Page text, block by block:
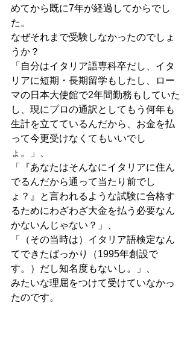
めてから既に7年が経過してからでし
た。
なぜそれまで受験しなかったのでしょ
うか？
「自分はイタリア語専科卒だし、イタ
リアに短期・長期留学もしたし、ロー
マの日本大使館で2年間勤務もしていた
し、現にプロの通訳としてもう何年も
生計を立てているんだから、お金を払
って今更受けなくてもいいでし
ょ。」、
「『あなたはそんなにイタリアに住ん
でるんだから通って当たり前でし
ょ？』と言われるような試験に合格す
るためにわざわざ大金を払う必要なん
かないんじゃない？」、
「（その当時は）イタリア語検定なん
てできたばっかり（1995年創設で
す。）だし知名度もないし。」、
みたいな理屈をつけて受けていなかっ
たのです。